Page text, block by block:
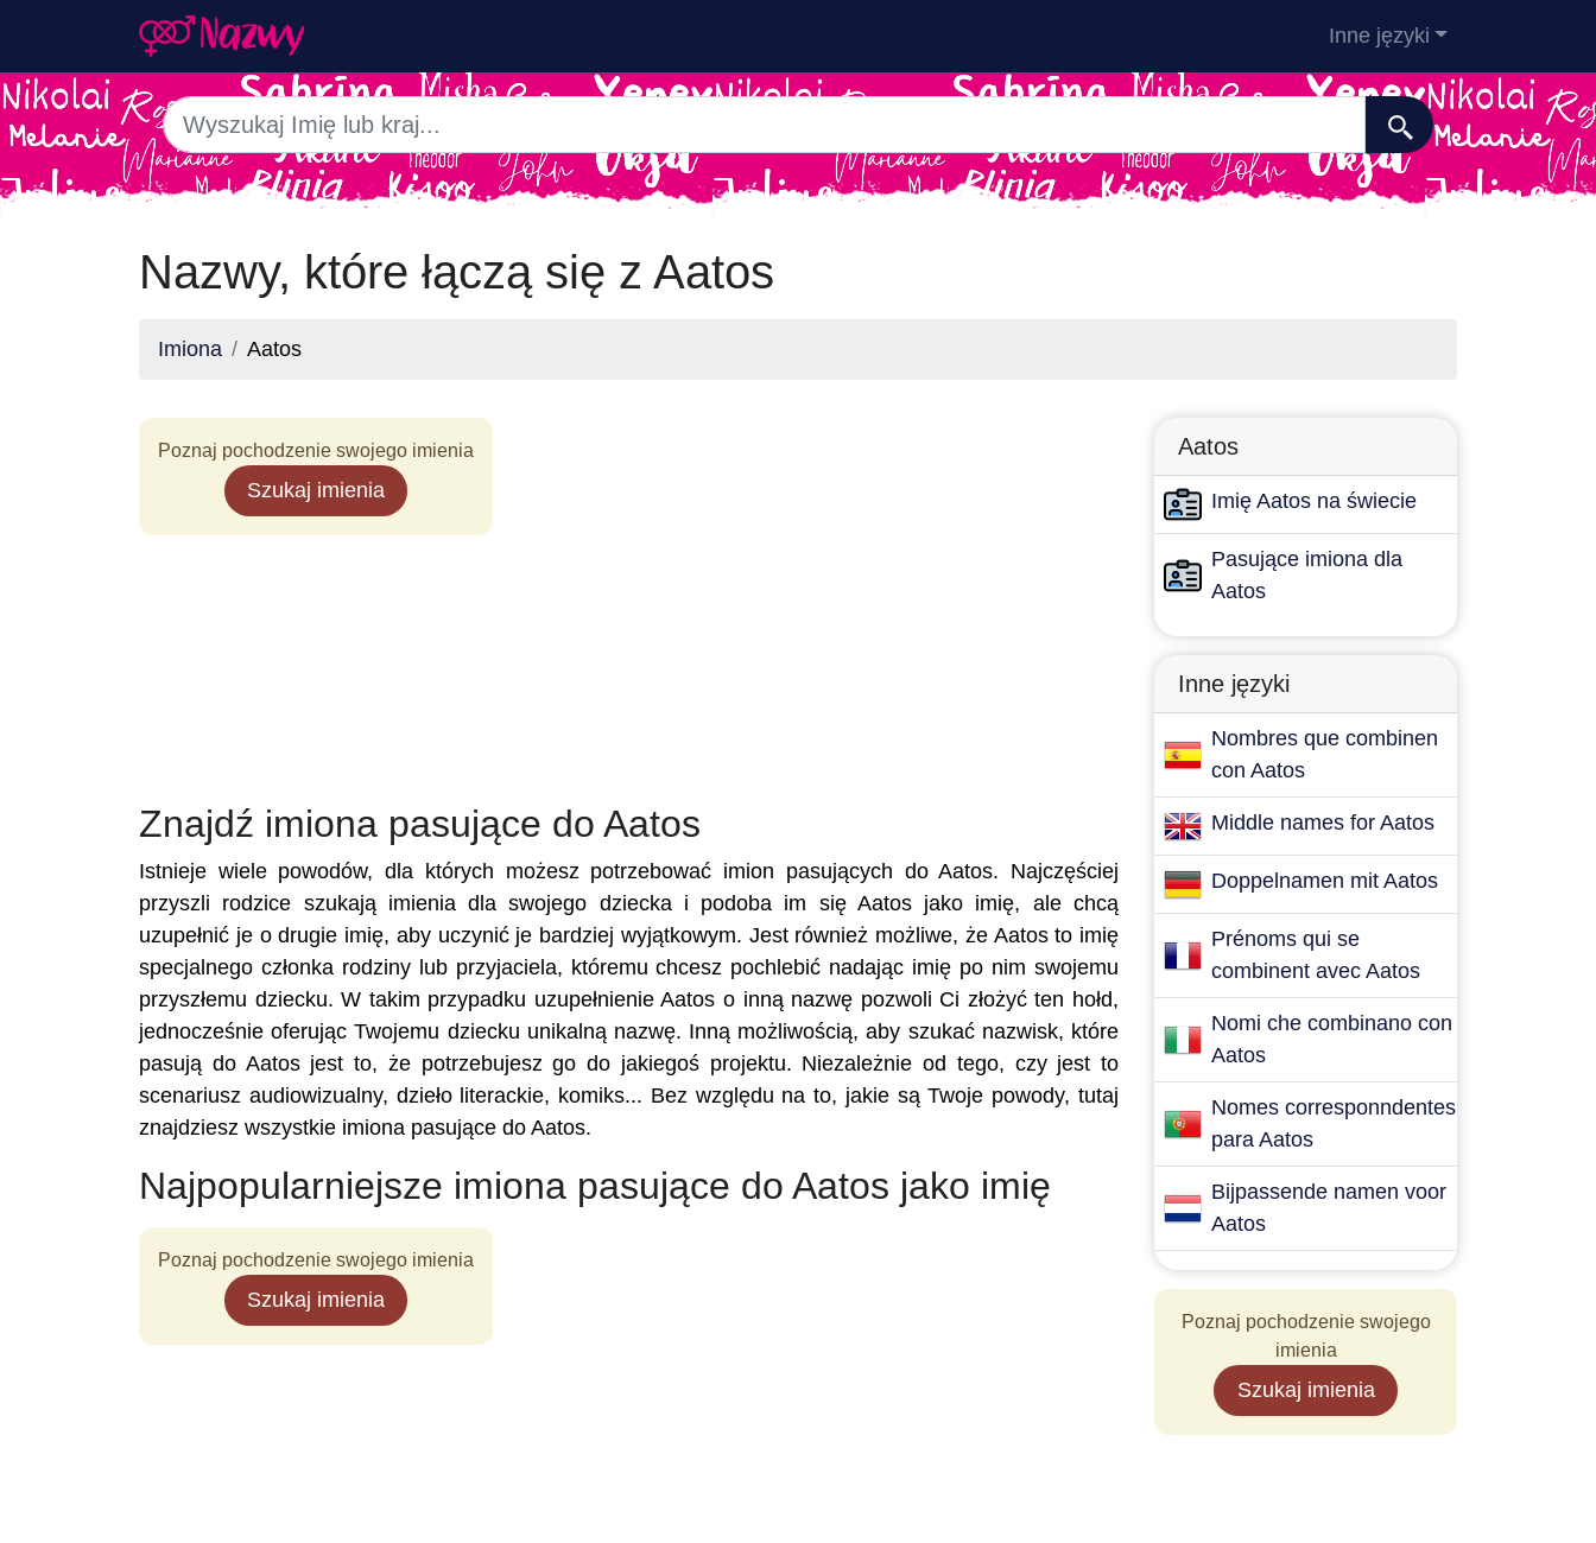
Inne języki
Nazwy, które łączą się z Aatos
Imiona Aatos
Poznaj pochodzenie swojego imienia
Szukaj imienia
Znajdź imiona pasujące do Aatos
Istnieje wiele powodów, dla których możesz potrzebować imion pasujących do Aatos. Najczęściej
przyszli rodzice szukają imienia dla swojego dziecka i podoba im się Aatos jako imię, ale chcą
uzupełnić je o drugie imię, aby uczynić je bardziej wyjątkowym. Jest również możliwe, że Aatos to imię
specjalnego członka rodziny lub przyjaciela, któremu chcesz pochlebić nadając imię po nim swojemu
przyszłemu dziecku. W takim przypadku uzupełnienie Aatos o inną nazwę pozwoli Ci złożyć ten hołd,
jednocześnie oferując Twojemu dziecku unikalną nazwę. Inną możliwością, aby szukać nazwisk, które
pasują do Aatos jest to, że potrzebujesz go do jakiegoś projektu. Niezależnie od tego, czy jest to
scenariusz audiowizualny, dzieło literackie, komiks... Bez względu na to, jakie są Twoje powody, tutaj
znajdziesz wszystkie imiona pasujące do Aatos.
Najpopularniejsze imiona pasujące do Aatos jako imię
Poznaj pochodzenie swojego imienia
Szukaj imienia
Aatos
Imię Aatos na świecie
Pasujące imiona dla
Aatos
Inne języki
Nombres que combinen
con Aatos
Middle names for Aatos
Doppelnamen mit Aatos
Prénoms qui se
combinent avec Aatos
Nomi che combinano con
Aatos
Nomes corresponndentes
para Aatos
Bijpassende namen voor
Aatos
Poznaj pochodzenie swojego
imienia
Szukaj imienia